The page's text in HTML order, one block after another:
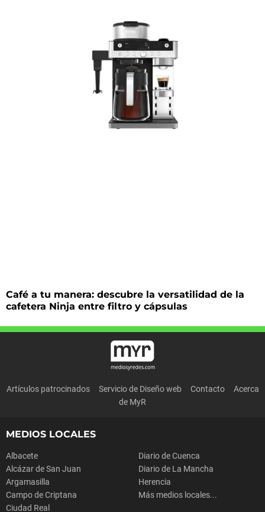
Café a tu manera: descubre la versatilidad de la
cafetera Ninja entre filtro y cápsulas
Artículos patrocinados Servicio de Diseño web Contacto
Acerca
de MyR
MEDIOS LOCALES
Albacete
Alcázar de San Juan
Argamasilla
Campo de Criptana
Ciudad Real
Diario de Cuenca
Diario de La Mancha
Herencia
Más medios locales...